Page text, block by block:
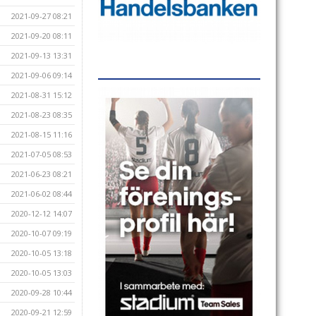
2021-09-27 08:21
2021-09-20 08:11
2021-09-13 13:31
2021-09-06 09:14
2021-08-31 15:12
2021-08-23 08:35
2021-08-15 11:16
2021-07-05 08:53
2021-06-23 08:21
2021-06-02 08:44
2020-12-12 14:07
2020-10-07 09:19
2020-10-05 13:18
2020-10-05 13:03
2020-09-28 10:44
2020-09-21 12:59